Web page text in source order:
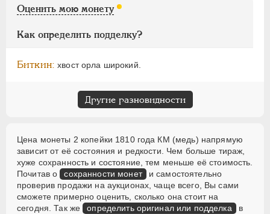
Оценить мою монету
Как определить подделку?
Биткин: хвост орла широкий.
Другие разновидности
Цена монеты 2 копейки 1810 года КМ (медь) напрямую
зависит от её состояния и редкости. Чем больше тираж,
хуже сохранность и состояние, тем меньше её стоимость.
Почитав о сохранности монет и самостоятельно
проверив продажи на аукционах, чаще всего, Вы сами
сможете примерно оценить, сколько она стоит на
сегодня. Так же определить оригинал или подделка в